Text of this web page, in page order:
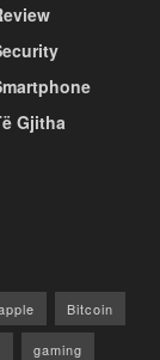
Gjitha
Bitcoin
gaming